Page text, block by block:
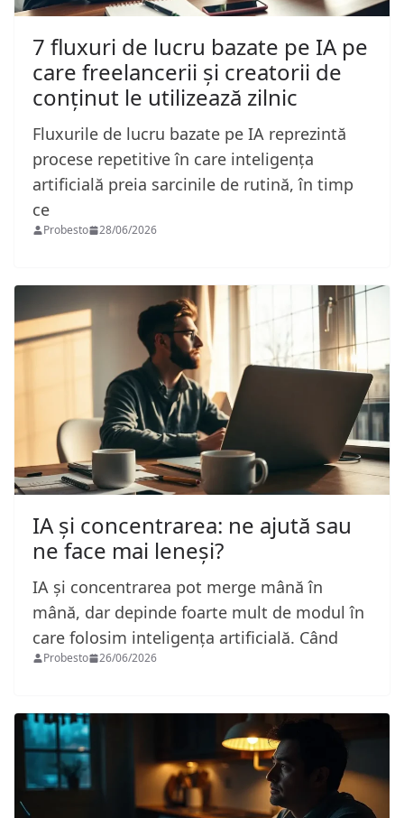
7 fluxuri de lucru bazate pe IA pe
care freelancerii și creatorii de
conținut le utilizează zilnic
Fluxurile de lucru bazate pe IA reprezintă
procese repetitive în care inteligența
artificială preia sarcinile de rutină, în timp
ce
Probesto 28/06/2026
IA și concentrarea: ne ajută sau
ne face mai leneși?
IA și concentrarea pot merge mână în
mână, dar depinde foarte mult de modul în
care folosim inteligența artificială. Când
Probesto 26/06/2026